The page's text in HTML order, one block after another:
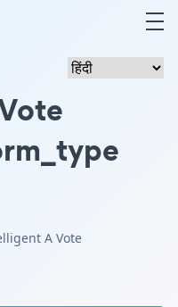
Vote
A Vote